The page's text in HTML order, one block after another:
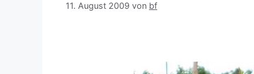
11. August 2009 von bf